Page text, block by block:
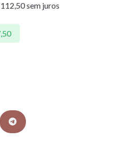
112,50sem juros